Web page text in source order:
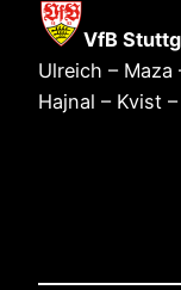
VfB
Ulreich – Maza
Hajnal – Kvist